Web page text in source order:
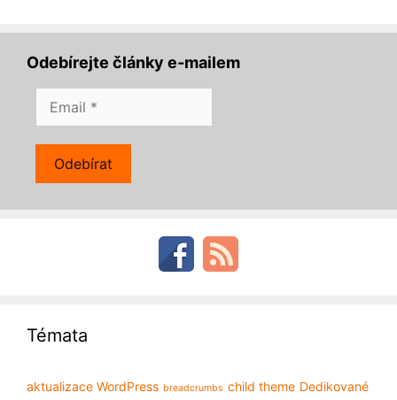
Odebírejte články e-mailem
Témata
aktualizace WordPress breadcrumbs child theme Dedikované